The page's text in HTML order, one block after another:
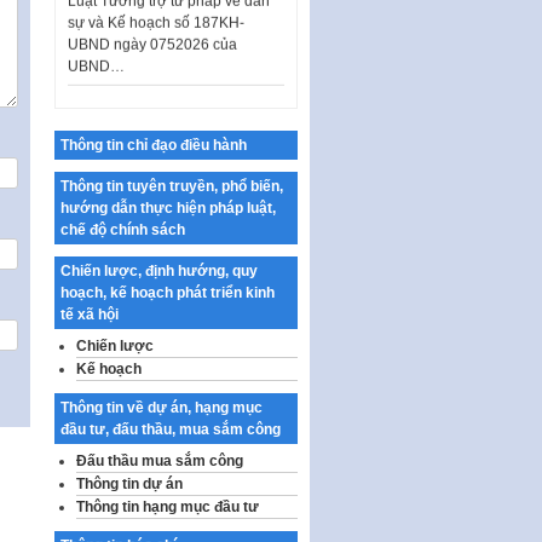
sự và Kế hoạch số 187KH-
UBND ngày 0752026 của
UBND…
Ban hành Danh mục vị trí khai
thành phố Hà Nội
Kế hoạch Tổ chức Cuộc thi
chính luận về bảo vệ nền tảng tư
tưởng của Đảng…
Công bố công khai dự toán kinh
phí xây dựng pháp luật, hoàn
thiện thể chế, chính…
Quy định về nghiên cứu, ứng
dụng khoa học, công nghệ, đổi
mới sáng tạo và chuyển…
Quy định chi tiết và hướng dẫn
thi hành một số điều của Luật Lý
lịch tư…
Sửa đổi, bổ sung một số nội
dung tại Nghị quyết số 30/NQ-
CP ngày 24 tháng 02…
Thông tin chỉ đạo điều hành
Thông tin tuyên truyền, phổ biến,
hướng dẫn thực hiện pháp luật,
chế độ chính sách
Chiến lược, định hướng, quy
hoạch, kế hoạch phát triển kinh
tế xã hội
Chiến lược
Kế hoạch
Thông tin về dự án, hạng mục
đầu tư, đấu thầu, mua sắm công
Đấu thầu mua sắm công
Thông tin dự án
Thông tin hạng mục đầu tư